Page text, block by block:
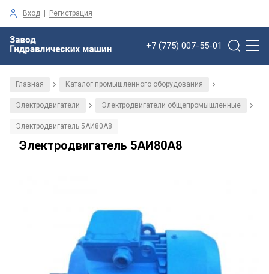
Вход | Регистрация
+7 (775) 007-55-01
Главная / Каталог промышленного оборудования /
Электродвигатели / Электродвигатели общепромышленные /
Электродвигатель 5АИ80А8
Электродвигатель 5АИ80А8